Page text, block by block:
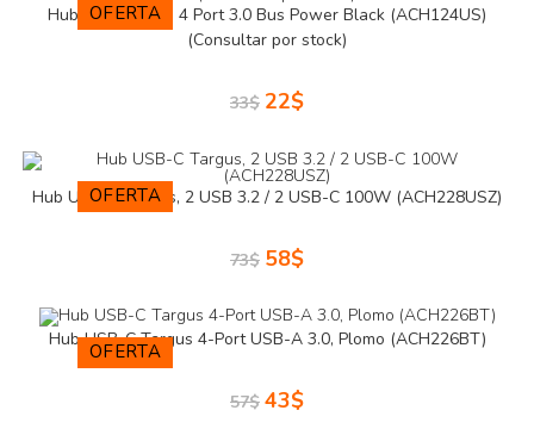
OFERTA
Hub USB Targus 4 Port 3.0 Bus Power Black (ACH124US)
(Consultar por stock)
33$ 22$
OFERTA
Hub USB-C Targus, 2 USB 3.2 / 2 USB-C 100W (ACH228USZ)
73$ 58$
OFERTA
Hub USB-C Targus 4-Port USB-A 3.0, Plomo (ACH226BT)
57$ 43$